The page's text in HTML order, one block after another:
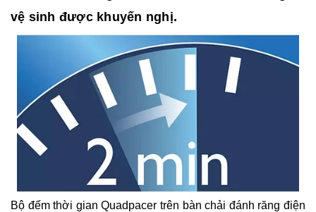
vệ sinh được khuyến nghị.
Bộ đếm thời gian Quadpacer trên bàn chải đánh răng điện